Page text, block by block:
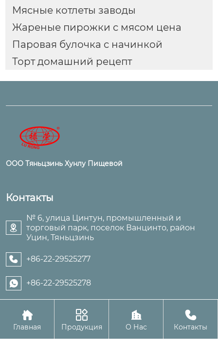
Мясные котлеты заводы
Жареные пирожки с мясом цена
Паровая булочка с начинкой
Торт домашний рецепт
ООО Тяньцзинь Хунлу Пищевой
Контакты

№ 6, улица Цинтун, промышленный и
торговый парк, поселок Ванцинто, район
Уцин, Тяньцзинь
 +86-22-29525277
 +86-22-29525278
Авторское право©ООО Тяньцзинь Хунлу Пищевой

Главная

Продукция

О Нас

Контакты